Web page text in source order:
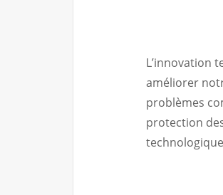
L’innovation
améliorer
problèmes
protection